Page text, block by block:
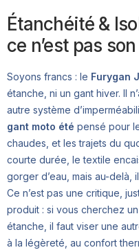
Étanchéité &
ce n’est pas
Soyons francs : le Furygan
étanche, ni un gant hiver. Il
autre système
gant moto été pensé pour
chaudes, et les trajets du
courte durée, le textile
gorger d’eau, mais au-delà,
Ce n’est pas une critique,
produit : si vous cherchez
étanche, il faut viser une
à la légèreté, au confort